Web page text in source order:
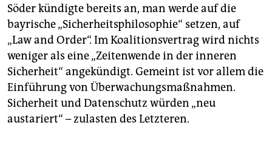
Söder kündigte bereits an, man werde auf die
bayrische „Sicherheitsphilosophie“ setzen, auf
„Law and Order“. Im Koalitionsvertrag wird nichts
weniger als eine „Zeitenwende in der inneren
Sicherheit“ angekündigt. Gemeint ist vor allem die
Einführung von Überwachungsmaßnahmen.
Sicherheit und Datenschutz würden „neu
austariert“ – zulasten des Letzteren.